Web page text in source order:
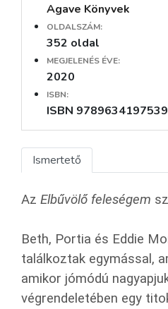
Agave Könyvek
OLDALSZÁM:
352 oldal
MEGJELENÉS ÉVE:
2020
ISBN:
ISBN 9789634197539
Ismertető
Az Elbűvölő feleségem
Beth, Portia és Eddie
találkoztak egymással,
amikor jómódú
végrendeletében egy